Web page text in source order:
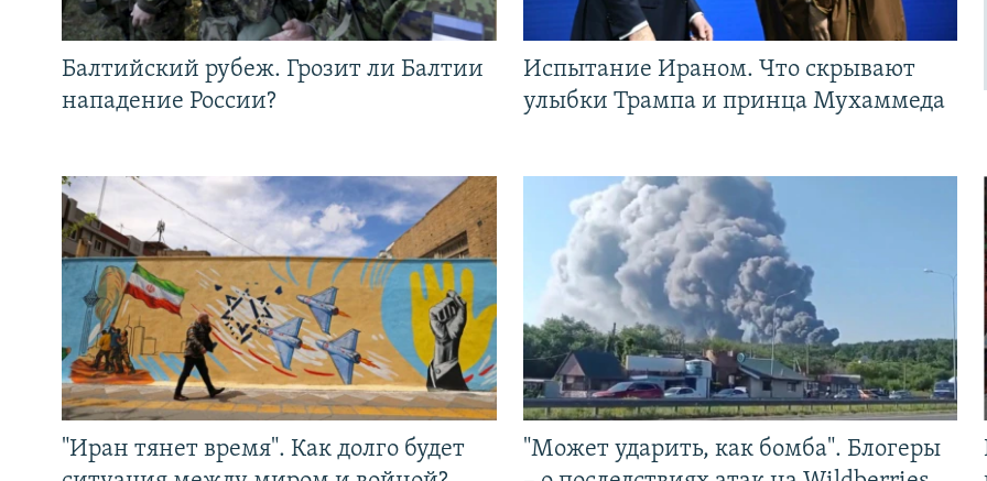
Балтийский рубеж. Грозит ли Балтии
нападение России?
Испытание Ираном. Что скрывают
улыбки Трампа и принца Мухаммеда
"Иран тянет время". Как долго будет
"Может ударить, как бомба". Блогеры